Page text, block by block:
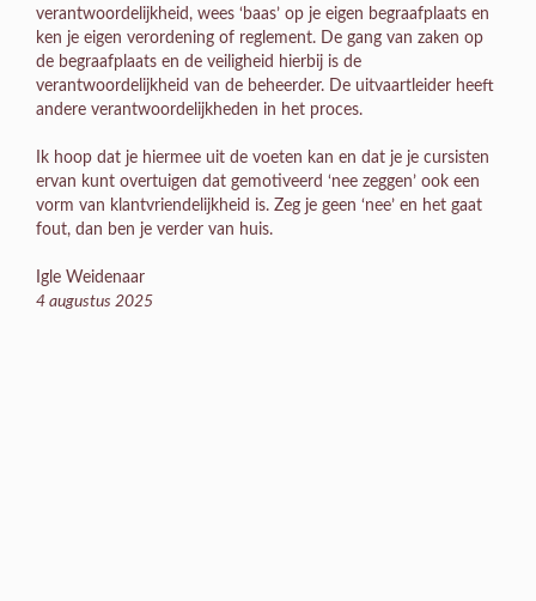
verantwoordelijkheid, wees ‘baas’ op je eigen begraafplaats en
ken je eigen verordening of reglement. De gang van zaken op
de begraafplaats en de veiligheid hierbij is de
verantwoordelijkheid van de beheerder. De uitvaartleider heeft
andere verantwoordelijkheden in het proces.
Ik hoop dat je hiermee uit de voeten kan en dat je je cursisten
ervan kunt overtuigen dat gemotiveerd ‘nee zeggen’ ook een
vorm van klantvriendelijkheid is. Zeg je geen ‘nee’ en het gaat
fout, dan ben je verder van huis.
Igle Weidenaar
4 augustus 2025